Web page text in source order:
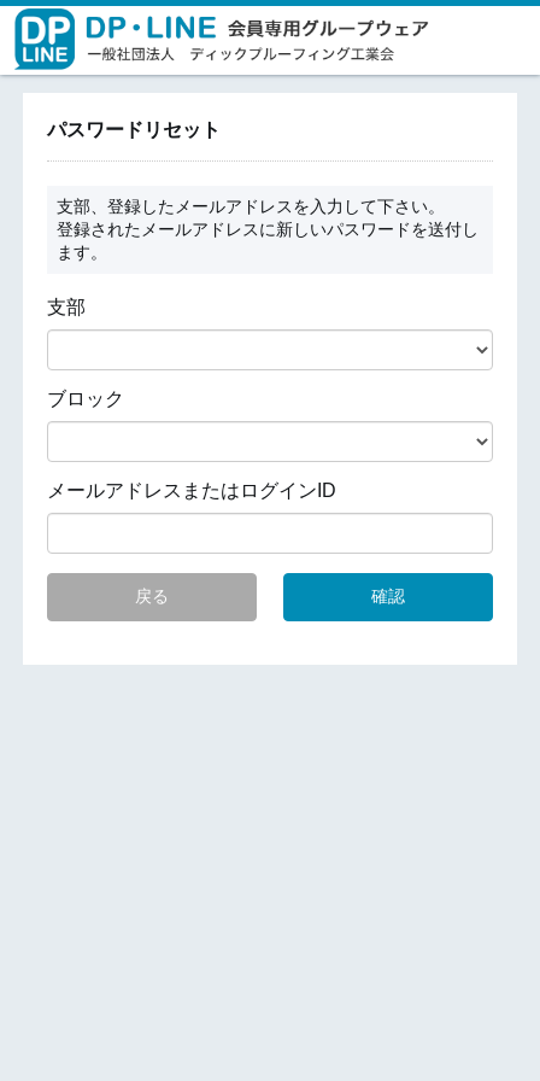
パスワードリセット
支部、登録したメールアドレスを入力して下さい。
登録されたメールアドレスに新しいパスワードを送付し
ます。
支部
ブロック
メールアドレスまたはログインID